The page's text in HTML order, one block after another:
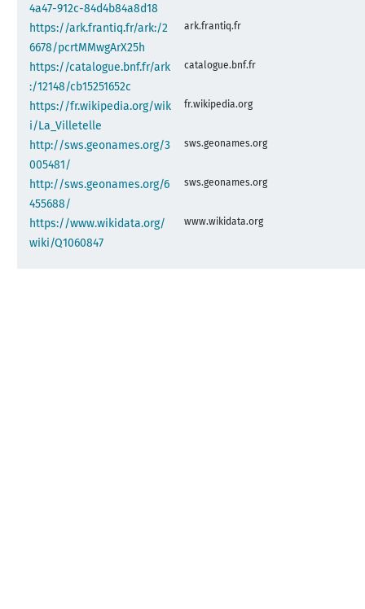
4a47-912c-84d4b84a8d18
https://ark.frantiq.fr/ark:/2
6678/pcrtMMwgArX25h
ark.frantiq.fr
https://catalogue.bnf.fr/ark
:/12148/cb15251652c
catalogue.bnf.fr
https://fr.wikipedia.org/wik
i/La_Villetelle
fr.wikipedia.org
http://sws.geonames.org/3
005481/
sws.geonames.org
http://sws.geonames.org/6
455688/
sws.geonames.org
https://www.wikidata.org/
wiki/Q1060847
www.wikidata.org